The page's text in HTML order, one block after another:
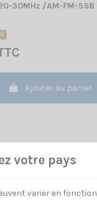
30MHz /AM-FM-
Ajouter au panier
votre pays
varier en